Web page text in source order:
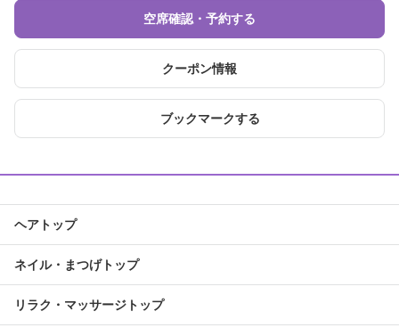
空席確認・予約する
クーポン情報
ブックマークする
ヘアトップ
ネイル・まつげトップ
リラク・マッサージトップ